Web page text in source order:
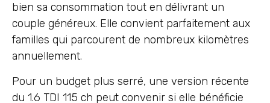
bien sa consommation tout en délivrant un
couple généreux. Elle convient parfaitement aux
familles qui parcourent de nombreux kilomètres
annuellement.
Pour un budget plus serré, une version récente
du 1.6 TDI 115 ch peut convenir si elle bénéficie